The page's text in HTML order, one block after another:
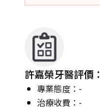
許嘉榮牙醫評價：
專業態度：-
治療收費：-